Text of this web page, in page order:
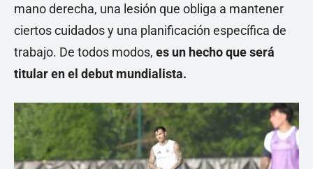
mano derecha, una lesión que obliga a mantener
ciertos cuidados y una planificación específica de
trabajo. De todos modos, es un hecho que será
titular en el debut mundialista.